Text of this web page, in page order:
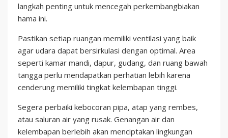
langkah penting untuk mencegah perkembangbiakan
hama ini.
Pastikan setiap ruangan memiliki ventilasi yang baik
agar udara dapat bersirkulasi dengan optimal. Area
seperti kamar mandi, dapur, gudang, dan ruang bawah
tangga perlu mendapatkan perhatian lebih karena
cenderung memiliki tingkat kelembapan tinggi.
Segera perbaiki kebocoran pipa, atap yang rembes,
atau saluran air yang rusak. Genangan air dan
kelembapan berlebih akan menciptakan lingkungan